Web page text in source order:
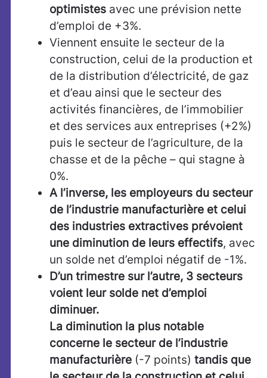
optimistes avec une prévision nette
d’emploi de +3%.
Viennent ensuite le secteur de la
construction, celui de la production et
de la distribution d’électricité, de gaz
et d’eau ainsi que le secteur des
activités financières, de l’immobilier
et des services aux entreprises (+2%)
puis le secteur de l’agriculture, de la
chasse et de la pêche – qui stagne à
0%.
A l’inverse, les employeurs du secteur
de l’industrie manufacturière et celui
des industries extractives prévoient
une diminution de leurs effectifs, avec
un solde net d’emploi négatif de -1%.
D’un trimestre sur l’autre, 3 secteurs
voient leur solde net d’emploi
diminuer.
La diminution la plus notable
concerne le secteur de l’industrie
manufacturière (-7 points) tandis que